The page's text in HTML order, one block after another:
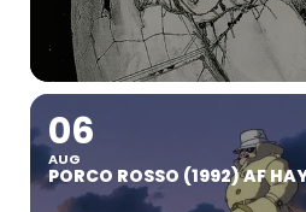
06
AUG
PORCO ROSSO (1992) AF